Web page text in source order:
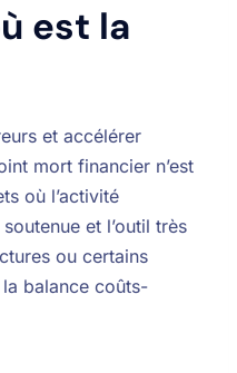
est la
et accélérer
mort financier n’est
où l’activité
et l’outil très
ou certains
balance coûts-